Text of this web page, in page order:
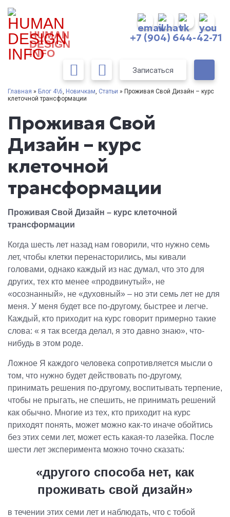
HUMAN
DESIGN
INFO
+7 (904) 644-42-71
Записаться
Главная » Блог 4\6, Новичкам, Статьи » Проживая Свой Дизайн – курс
клеточной трансформации
Проживая Свой
Дизайн – курс
клеточной
трансформации
Проживая Свой Дизайн – курс клеточной
трансформации
Когда шесть лет назад нам говорили, что нужно семь
лет, чтобы клетки перенасторились, мы кивали
головами, однако каждый из нас думал, что это для
других, тех кто менее «продвинутый», не
«осознанный», не «духовный» – но эти семь лет не для
меня. У меня будет все по-другому, быстрее и легче.
Каждый, кто приходит на курс говорит примерно такие
слова: « я так всегда делал, я это давно знаю», что-
нибудь в этом роде.
Ложное Я каждого человека сопротивляется мысли о
том, что нужно будет действовать по-другому,
принимать решения по-другому, воспитывать терпение,
чтобы не прыгать, не спешить, не принимать решений
как обычно. Многие из тех, кто приходит на курс
приходят понять, может можно как-то иначе обойтись
без этих семи лет, может есть какая-то лазейка. После
шести лет эксперимента можно точно сказать:
«другого способа нет, как
проживать свой дизайн»
в течении этих семи лет и наблюдать, что с тобой